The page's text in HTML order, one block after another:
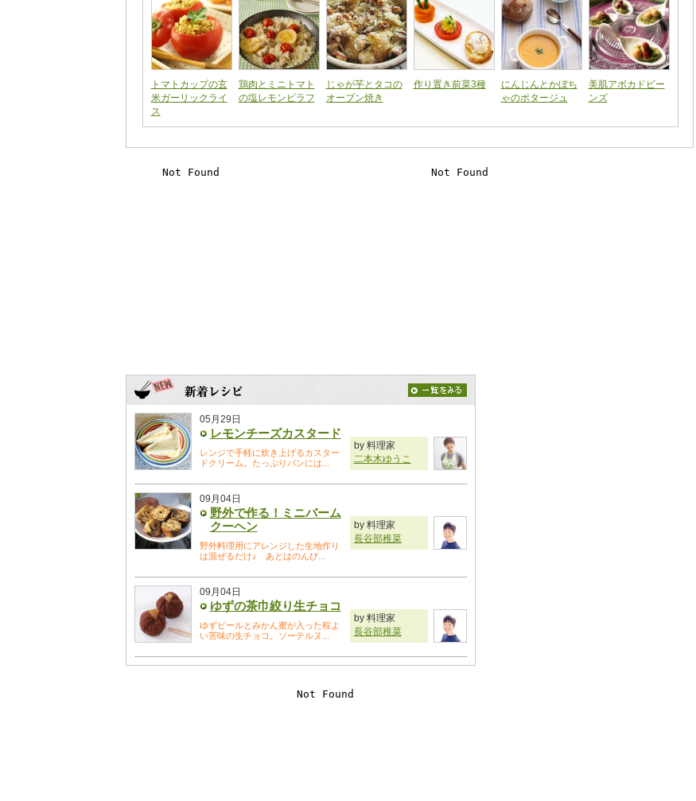
トマトカップの玄
米ガーリックライ
ス
鶏肉とミニトマト
の塩レモンピラフ
じゃが芋とタコの
オーブン焼き
作り置き前菜3種
にんじんとかぼち
ゃのポタージュ
美肌アボカドビー
ンズ
05月29日
レモンチーズカスタード
レンジで手軽に炊き上げるカスター
ドクリーム。たっぷりパンには...
by 料理家
二本木ゆうこ
09月04日
野外で作る！ミニバーム
クーヘン
野外料理用にアレンジした生地作り
は混ぜるだけ♪ あとはのんび...
by 料理家
長谷部稚菜
09月04日
ゆずの茶巾絞り生チョコ
ゆずピールとみかん蜜が入った程よ
い苦味の生チョコ。ソーテルヌ...
by 料理家
長谷部稚菜